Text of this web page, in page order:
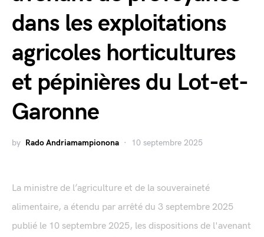
dans les exploitations
agricoles horticultures
et pépinières du Lot-et-
Garonne
by Rado Andriamampionona 10 septembre 2025
La ministre de l’agriculture et de la souveraineté
alimentaire, a étendu par arrêté du 3 septembre 2025
publié le 10 septembre 2025, les dispositions de l'avenant